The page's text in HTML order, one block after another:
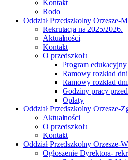
Kontakt
Rodo
Oddział Przedszkolny Orzesze-
Rekrutacja na 2025/2026.
Aktualności
Kontakt
O przedszkolu
Program edukacyjny
Ramowy rozkład
Ramowy rozkład
Godziny pracy
Opłaty
Oddział Przedszkolny Orzesze-
Aktualności
O przedszkolu
Kontakt
Oddział Przedszkolny Orzesze-
Ogłoszenie Dyrektora-